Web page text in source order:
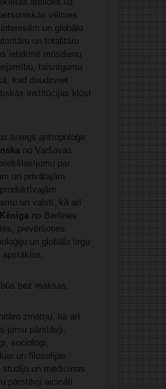
vēlmes
un globālo
un totalitāru
ietekmē mūsdienu
taisnīgumu
kad daudzviet
institūcijas kļūst
sniegs antropoloģe
no Varšavas
par
un privātajām
un valsti, kā arī
no Berlīnes
pievēršoties
un globālo tirgu
bez maksas.
zinātņu, kā arī
jomu pārstāvji,
sociologi,
un filosofijas
un medicīnas
pārstāvji aicināti